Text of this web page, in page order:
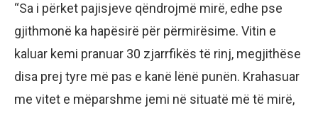
“Sa i përket pajisjeve qëndrojmë mirë, edhe pse
gjithmonë ka hapësirë për përmirësime. Vitin e
kaluar kemi pranuar 30 zjarrfikës të rinj, megjithëse
disa prej tyre më pas e kanë lënë punën. Krahasuar
me vitet e mëparshme jemi në situatë më të mirë,